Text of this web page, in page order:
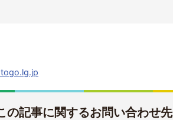
の記事に関するお問い合わせ先